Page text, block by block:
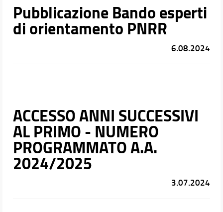
Pubblicazione Bando esperti
di orientamento PNRR
6.08.2024
ACCESSO ANNI SUCCESSIVI
AL PRIMO - NUMERO
PROGRAMMATO A.A.
2024/2025
3.07.2024